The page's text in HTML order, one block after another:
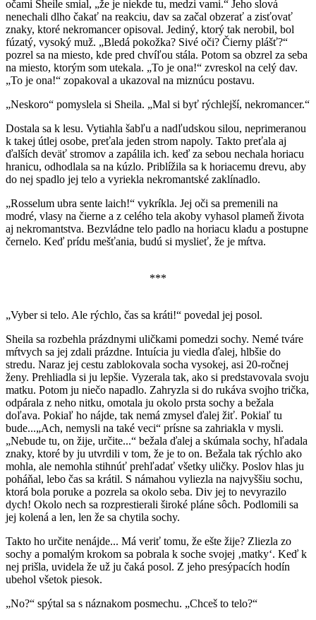
očami Sheile smial, „že je niekde tu, medzi vami.“ Jeho slová
nenechali dlho čakať na reakciu, dav sa začal obzerať a zisťovať
znaky, ktoré nekromancer opisoval. Jediný, ktorý tak nerobil, bol
fúzatý, vysoký muž. „Bledá pokožka? Sivé oči? Čierny plášť?“
pozrel sa na miesto, kde pred chvíľou stála. Potom sa obzrel za seba
na miesto, ktorým som utekala. „To je ona!“ zvreskol na celý dav.
„To je ona!“ zopakoval a ukazoval na miznúcu postavu.
„Neskoro“ pomyslela si Sheila. „Mal si byť rýchlejší, nekromancer.“
Dostala sa k lesu. Vytiahla šabľu a nadľudskou silou, neprimeranou
k takej útlej osobe, preťala jeden strom napoly. Takto preťala aj
ďalších deväť stromov a zapálila ich. keď za sebou nechala horiacu
hranicu, odhodlala sa na kúzlo. Priblížila sa k horiacemu drevu, aby
do nej spadlo jej telo a vyriekla nekromantské zaklínadlo.
„Rosselum ubra sente laich!“ vykríkla. Jej oči sa premenili na
modré, vlasy na čierne a z celého tela akoby vyhasol plameň života
aj nekromantstva. Bezvládne telo padlo na horiacu kladu a postupne
černelo. Keď prídu mešťania, budú si myslieť, že je mŕtva.
***
„Vyber si telo. Ale rýchlo, čas sa kráti!“ povedal jej posol.
Sheila sa rozbehla prázdnymi uličkami pomedzi sochy. Nemé tváre
mŕtvych sa jej zdali prázdne. Intuícia ju viedla ďalej, hlbšie do
stredu. Naraz jej cestu zablokovala socha vysokej, asi 20-ročnej
ženy. Prehliadla si ju lepšie. Vyzerala tak, ako si predstavovala svoju
matku. Potom ju niečo napadlo. Zahryzla si do rukáva svojho trička,
odpárala z neho nitku, omotala ju okolo prsta sochy a bežala
doľava. Pokiaľ ho nájde, tak nemá zmysel ďalej žiť. Pokiaľ tu
bude...„Ach, nemysli na také veci“ prísne sa zahriakla v mysli.
„Nebude tu, on žije, určite...“ bežala ďalej a skúmala sochy, hľadala
znaky, ktoré by ju utvrdili v tom, že je to on. Bežala tak rýchlo ako
mohla, ale nemohla stihnúť prehľadať všetky uličky. Poslov hlas ju
poháňal, lebo čas sa krátil. S námahou vyliezla na najvyššiu sochu,
ktorá bola poruke a pozrela sa okolo seba. Div jej to nevyrazilo
dych! Okolo nech sa rozprestierali široké pláne sôch. Podlomili sa
jej kolená a len, len že sa chytila sochy.
Takto ho určite nenájde... Má veriť tomu, že ešte žije? Zliezla zo
sochy a pomalým krokom sa pobrala k soche svojej ‚matky‘. Keď k
nej prišla, uvidela že už ju čaká posol. Z jeho presýpacích hodín
ubehol všetok piesok.
„No?“ spýtal sa s náznakom posmechu. „Chceš to telo?“